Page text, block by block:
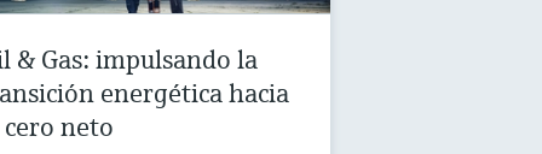
& Gas: impulsando la
energética hacia
cero neto